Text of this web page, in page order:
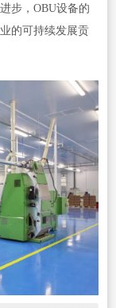
步，OBU设备的
的可持续发展贡